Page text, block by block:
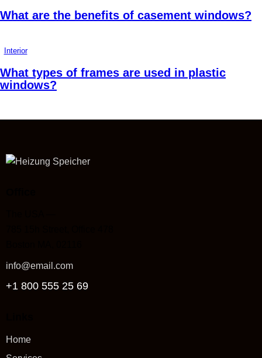
What are the benefits of casement windows?
Interior
What types of frames are used in plastic
windows?
info@email.com
+1 800 555 25 69
Home